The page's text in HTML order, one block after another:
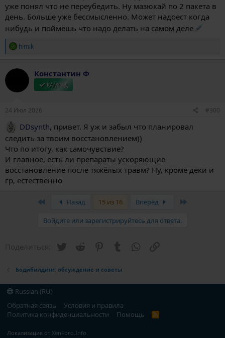
уже понял что не переубедить. Ну мазюкай по 2 пакета в
день. Больше уже бессмысленно. Может надоест когда
нибудь и поймёшь что надо делать на самом деле
Р
к
и
himik
Константин Ф
КАМРАД
24 Июл 2026 #300
DDsynth, привет. Я уж и забыл что планировал
следить за твоим восстановлением))
Что по итогу, как самочувствие?
И главное, есть ли препараты ускоряющие
восстановление после тяжёлых травм? Ну, кроме деки и
гр, естественно
Назад 15 из 16 Вперёд
Войдите или зарегистрируйтесь для ответа.
Поделиться: Twitter Reddit PinterestTumblr WhatsApp
Бодибилдинг: обсуждение и советы
Russian (RU)
Обратная связь
Условия и правила
Политика конфиденциальности
Помощь
R
Локализация от XenForo.Info